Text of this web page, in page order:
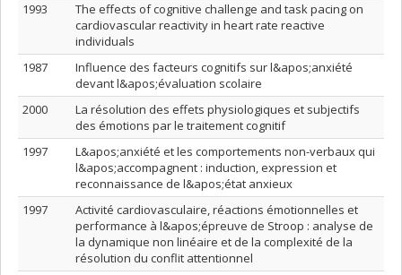
1993
The effects of cognitive challenge and task pacing on
cardiovascular reactivity in heart rate reactive
individuals
1987
Influence des facteurs cognitifs sur l&apos;anxiété
devant l&apos;évaluation scolaire
2000
La résolution des effets physiologiques et subjectifs
des émotions par le traitement cognitif
1997
L&apos;anxiété et les comportements non-verbaux qui
l&apos;accompagnent : induction, expression et
reconnaissance de l&apos;état anxieux
1997
Activité cardiovasculaire, réactions émotionnelles et
performance à l&apos;épreuve de Stroop : analyse de
la dynamique non linéaire et de la complexité de la
résolution du conflit attentionnel